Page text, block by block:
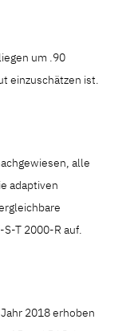
um .90
einzuschätzen ist.
alle
adaptiven
T 2000-R auf.
2018 erhoben